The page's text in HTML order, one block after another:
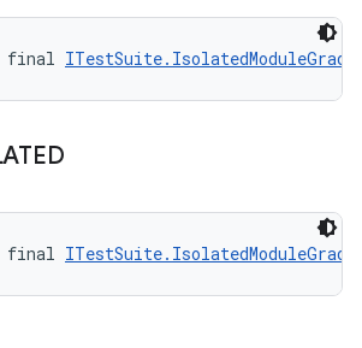
final ITestSuite.IsolatedModuleGrade
final ITestSuite.IsolatedModuleGrade